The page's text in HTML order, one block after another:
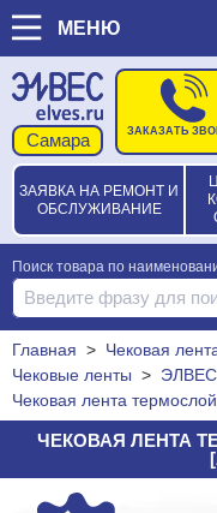
МЕНЮ
ЗАЯВКА НА РЕМОНТ И
ОБСЛУЖИВАНИЕ
ЗАКАЗАТЬ
Поиск товара по
Главная > Чековая
Чековые ленты > ЭЛВЕС
Чековая лента
ЧЕКОВАЯ ЛЕНТА